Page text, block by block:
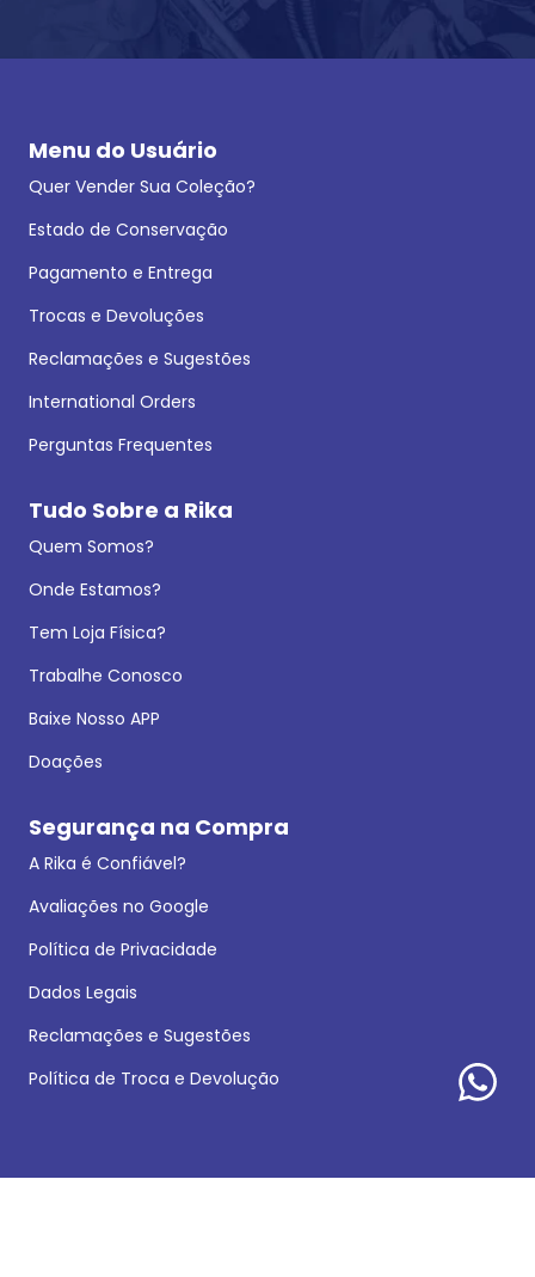
Menu do Usuário
Quer Vender Sua Coleção?
Estado de Conservação
Pagamento e Entrega
Trocas e Devoluções
Reclamações e Sugestões
International Orders
Perguntas Frequentes
Tudo Sobre a Rika
Quem Somos?
Onde Estamos?
Tem Loja Física?
Trabalhe Conosco
Baixe Nosso APP
Doações
Segurança na Compra
A Rika é Confiável?
Avaliações no Google
Política de Privacidade
Dados Legais
Reclamações e Sugestões
Política de Troca e Devolução
Formas de pagamento